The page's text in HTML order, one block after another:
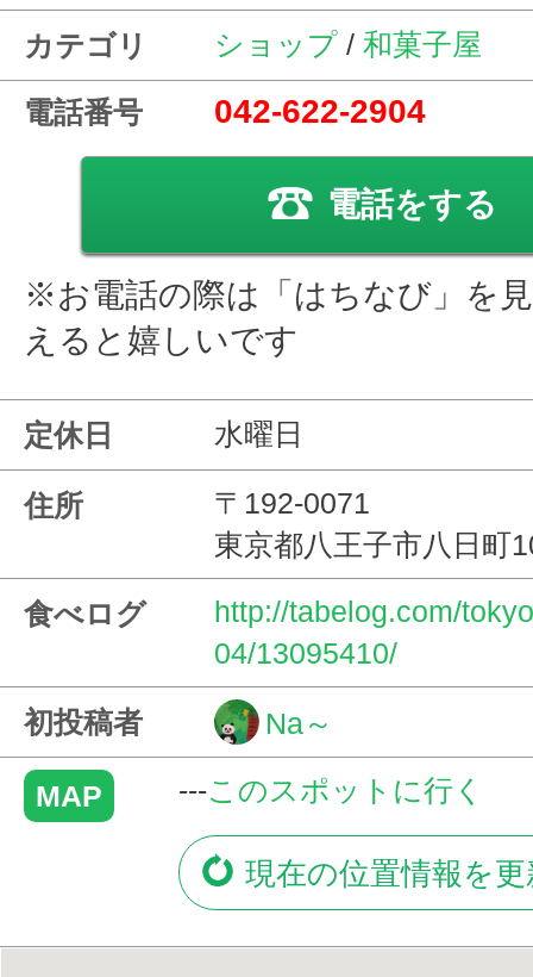
カテゴリ ショップ / 和菓子屋
電話番号 042-622-2904
電話をする
※お電話の際は「はちなび」を
えると嬉しいです
定休日 水曜日
住所
〒192-0071
東京都八王子市八日町
食べログ
http://tabelog.com/
04/13095410/
初投稿者 Na～
MAP ---このスポットに行く
現在の位置情報を